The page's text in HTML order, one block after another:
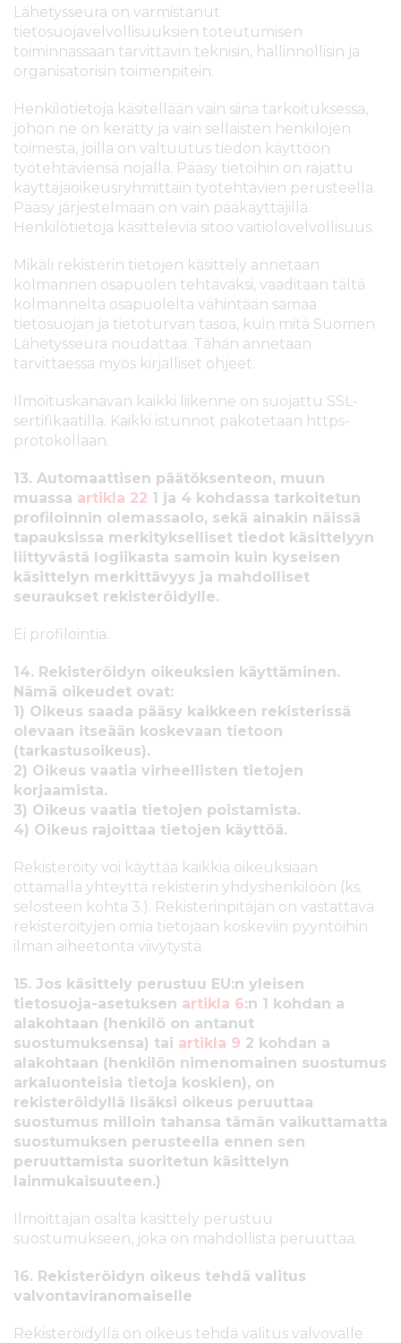
Lähetysseura on varmistanut
tietosuojavelvollisuuksien toteutumisen
toiminnassaan tarvittavin teknisin, hallinnollisin ja
organisatorisin toimenpitein.
Henkilötietoja käsitellään vain siinä tarkoituksessa,
johon ne on kerätty ja vain sellaisten henkilöjen
toimesta, joilla on valtuutus tiedon käyttöön
työtehtäviensä nojalla. Pääsy tietoihin on rajattu
käyttäjäoikeusryhmittäin työtehtävien perusteella.
Pääsy järjestelmään on vain pääkäyttäjillä.
Henkilötietoja käsitteleviä sitoo vaitiolovelvollisuus.
Mikäli rekisterin tietojen käsittely annetaan
kolmannen osapuolen tehtäväksi, vaaditaan tältä
kolmannelta osapuolelta vähintään samaa
tietosuojan ja tietoturvan tasoa, kuin mitä Suomen
Lähetysseura noudattaa. Tähän annetaan
tarvittaessa myös kirjalliset ohjeet.
Ilmoituskanavan kaikki liikenne on suojattu SSL-
sertifikaatilla. Kaikki istunnot pakotetaan https-
protokollaan.
13. Automaattisen päätöksenteon, muun
muassa artikla 22 1 ja 4 kohdassa tarkoitetun
profiloinnin olemassaolo, sekä ainakin näissä
tapauksissa merkitykselliset tiedot käsittelyyn
liittyvästä logiikasta samoin kuin kyseisen
käsittelyn merkittävyys ja mahdolliset
seuraukset rekisteröidylle.
Ei profilointia.
14. Rekisteröidyn oikeuksien käyttäminen.
Nämä oikeudet ovat:
1) Oikeus saada pääsy kaikkeen rekisterissä
olevaan itseään koskevaan tietoon
(tarkastusoikeus).
2) Oikeus vaatia virheellisten tietojen
korjaamista.
3) Oikeus vaatia tietojen poistamista.
4) Oikeus rajoittaa tietojen käyttöä.
Rekisteröity voi käyttää kaikkia oikeuksiaan
ottamalla yhteyttä rekisterin yhdyshenkilöön (ks.
selosteen kohta 3.). Rekisterinpitäjän on vastattava
rekisteröityjen omia tietojaan koskeviin pyyntöihin
ilman aiheetonta viivytystä.
15. Jos käsittely perustuu EU:n yleisen
tietosuoja-asetuksen artikla 6:n 1 kohdan a
alakohtaan (henkilö on antanut
suostumuksensa) tai artikla 9 2 kohdan a
alakohtaan (henkilön nimenomainen suostumus
arkaluonteisia tietoja koskien), on
rekisteröidyllä lisäksi oikeus peruuttaa
suostumus milloin tahansa tämän vaikuttamatta
suostumuksen perusteella ennen sen
peruuttamista suoritetun käsittelyn
lainmukaisuuteen.)
Ilmoittajan osalta käsittely perustuu
suostumukseen, joka on mahdollista peruuttaa.
16. Rekisteröidyn oikeus tehdä valitus
valvontaviranomaiselle
Rekisteröidyllä on oikeus tehdä valitus valvovalle